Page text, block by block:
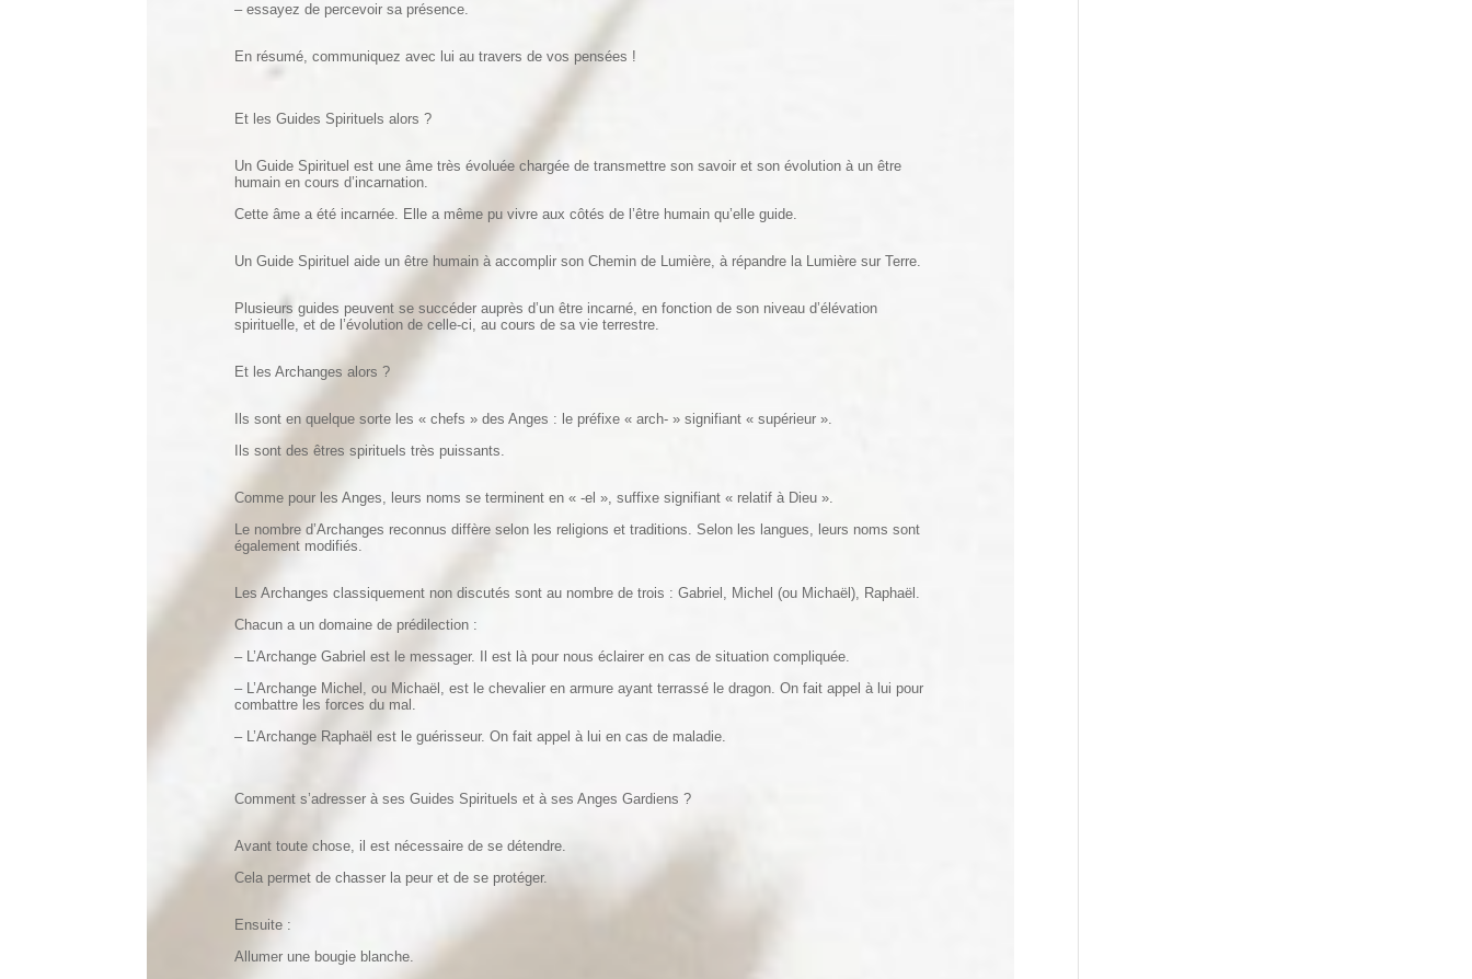
– essayez de percevoir sa présence.
En résumé, communiquez avec lui au travers de vos pensées !
Et les Guides Spirituels alors ?
Un Guide Spirituel est une âme très évoluée chargée de transmettre son savoir et son évolution à un être
humain en cours d’incarnation.
Cette âme a été incarnée. Elle a même pu vivre aux côtés de l’être humain qu’elle guide.
Un Guide Spirituel aide un être humain à accomplir son Chemin de Lumière, à répandre la Lumière sur Terre.
Plusieurs guides peuvent se succéder auprès d’un être incarné, en fonction de son niveau d’élévation
spirituelle, et de l’évolution de celle-ci, au cours de sa vie terrestre.
Et les Archanges alors ?
Ils sont en quelque sorte les « chefs » des Anges : le préfixe « arch- » signifiant « supérieur ».
Ils sont des êtres spirituels très puissants.
Comme pour les Anges, leurs noms se terminent en « -el », suffixe signifiant « relatif à Dieu ».
Le nombre d’Archanges reconnus diffère selon les religions et traditions. Selon les langues, leurs noms sont
également modifiés.
Les Archanges classiquement non discutés sont au nombre de trois : Gabriel, Michel (ou Michaël), Raphaël.
Chacun a un domaine de prédilection :
– L’Archange Gabriel est le messager. Il est là pour nous éclairer en cas de situation compliquée.
– L’Archange Michel, ou Michaël, est le chevalier en armure ayant terrassé le dragon. On fait appel à lui pour
combattre les forces du mal.
– L’Archange Raphaël est le guérisseur. On fait appel à lui en cas de maladie.
Comment s’adresser à ses Guides Spirituels et à ses Anges Gardiens ?
Avant toute chose, il est nécessaire de se détendre.
Cela permet de chasser la peur et de se protéger.
Ensuite :
Allumer une bougie blanche.